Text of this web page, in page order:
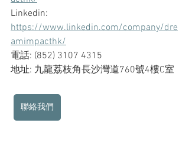
Linkedin:
https://www.linkedin.com/company/dre
amimpacthk/
電話: (852) 3107 4315
地址: 九龍荔枝角長沙灣道760號4樓C室
聯絡我們